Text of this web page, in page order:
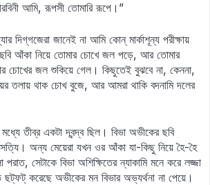
আমি, রূপসী তোমারি রূপে।”
দিগ্‌গজেরা জানেই না আমি কোন্‌ মার্কাশূন্য পরীক্ষায়
আঁকা নিয়ে তোমার চোখে জল পড়ে, আর তোমার
চোখের জল শুকিয়ে গেল। কিছুতেই বুঝবে না, কেননা,
তলায় থাক চোখ বুজে, আর আমরা থাকি বদনামি দলের
তীব্র একটা দ্বন্দ্ব ছিল। বিভা অভীকের ছবি
অন্য মেয়েরা যখন ওর আঁকা যা-কিছু নিয়ে হৈ-হৈ
সেটাকে বিভা অশিক্ষিতের ন্যাকামি মনে করে লজ্জা
করেছে অভীকের মন বিভার অভ্যর্থনা না পেয়ে।